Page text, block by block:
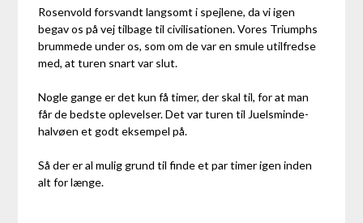
Rosenvold forsvandt langsomt i spejlene, da vi igen
begav os på vej tilbage til civilisationen. Vores Triumphs
brummede under os, som om de var en smule utilfredse
med, at turen snart var slut.
Nogle gange er det kun få timer, der skal til, for at man
får de bedste oplevelser. Det var turen til Juelsminde-
halvøen et godt eksempel på.
Så der er al mulig grund til finde et par timer igen inden
alt for længe.